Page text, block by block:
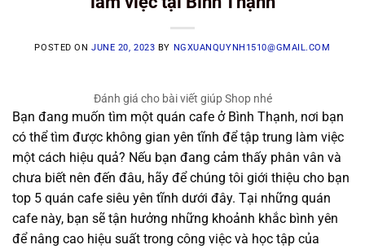
POSTED ONJUNE 20, 2023 BY NGXUANQUYNH1510@GMAIL.COM
Đánh giá cho bài viết giúp Shop nhé
Bạn đang muốn tìm một quán cafe ở Bình Thạnh, nơi bạn
có thể tìm được không gian yên tĩnh để tập trung làm việc
một cách hiệu quả? Nếu bạn đang cảm thấy phân vân và
chưa biết nên đến đâu, hãy để chúng tôi giới thiệu cho bạn
top 5 quán cafe siêu yên tĩnh dưới đây. Tại những quán
cafe này, bạn sẽ tận hưởng những khoảnh khắc bình yên
để nâng cao hiệu suất trong công việc và học tập của